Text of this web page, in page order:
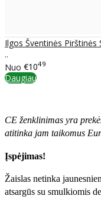
Ilgos Šventinės Pirštinės
..
Nuo €1049
Daugiau
CE ženklinimas yra
atitinka jam taikomus
Įspėjimas!
Žaislas netinka
atsargūs su smulkiomis